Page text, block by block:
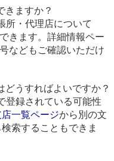
きますか？
所・代理店について
きます。詳細情報ペー
などもご確認いただけ
どうすればよいですか？
登録されている可能性
一覧ページから別の文
索することもできま